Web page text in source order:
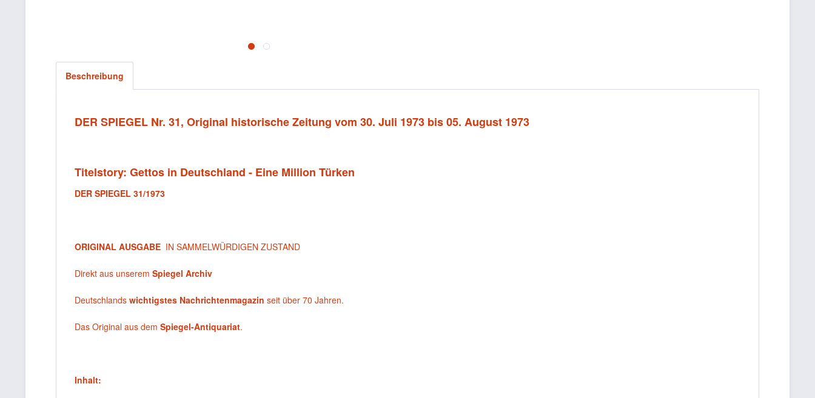
Beschreibung
DER SPIEGEL Nr. 31, Original historische Zeitung vom 30. Juli 1973 bis 05. August 1973
Titelstory: Gettos in Deutschland - Eine Million Türken
DER SPIEGEL 31/1973
ORIGINAL AUSGABE IN SAMMELWÜRDIGEN ZUSTAND
Direkt aus unserem Spiegel Archiv
Deutschlands wichtigstes Nachrichtenmagazin seit über 70 Jahren.
Das Original aus dem Spiegel-Antiquariat.
Inhalt: